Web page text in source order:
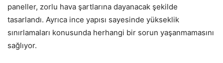
paneller, zorlu hava şartlarına dayanacak şekilde
tasarlandı. Ayrıca ince yapısı sayesinde yükseklik
sınırlamaları konusunda herhangi bir sorun yaşanmamasını
sağlıyor.